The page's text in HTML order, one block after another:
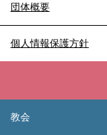
団体概要
個人情報保護方針
教会